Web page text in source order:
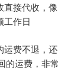
直接代收，像
工作日
运费不退，还
的运费，非常